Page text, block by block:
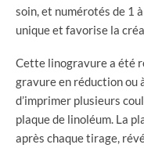
soin, et numérotés de 1
unique et favorise la
Cette linogravure a été
gravure en réduction ou
d’imprimer plusieurs
plaque de linoléum. La
après chaque tirage,